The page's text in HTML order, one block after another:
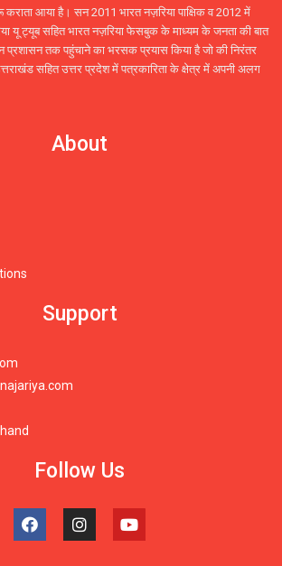
आया है। सन 2011 भारत नज़रिया पाक्षिक व 2012 में
यू ट्यूब सहित भारत नज़रिया फेसबुक के माध्यम के जनता की बात
प्रशासन तक पहुंचाने का भरसक प्रयास किया है जो की निरंतर
सहित उत्तर प्रदेश में पत्रकारिता के क्षेत्र में अपनी अलग
About
Support
Follow Us